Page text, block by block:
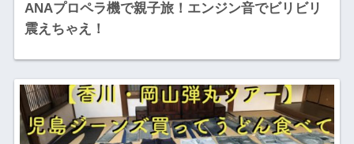
ANAプロペラ機で親子旅！エンジン音でビリビリ
震えちゃえ！